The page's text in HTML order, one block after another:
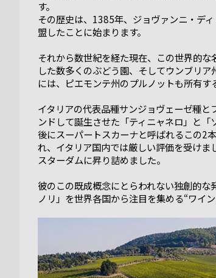
す。
その歴史は、1385年、ジョヴァンニ・デ
盟したことに始まります。
それから数世紀を経た現在、この世界的
した数多くのぶどう園、そしてウンブリ
には、ピエモンテ州のプルノットも所有す
イタリアの代表品種サンジョヴェーゼ種
ンドして誕生させた「ティニャネロ」と「
後にスーパートスカーナと呼ばれるこの2
れ、イタリア国内では厳しい評価を受け
スターダムに昇り詰めました。
彼のこの既成概念にとらわれない独創的
ノリ」を世界各国から注目を集める“ワイ